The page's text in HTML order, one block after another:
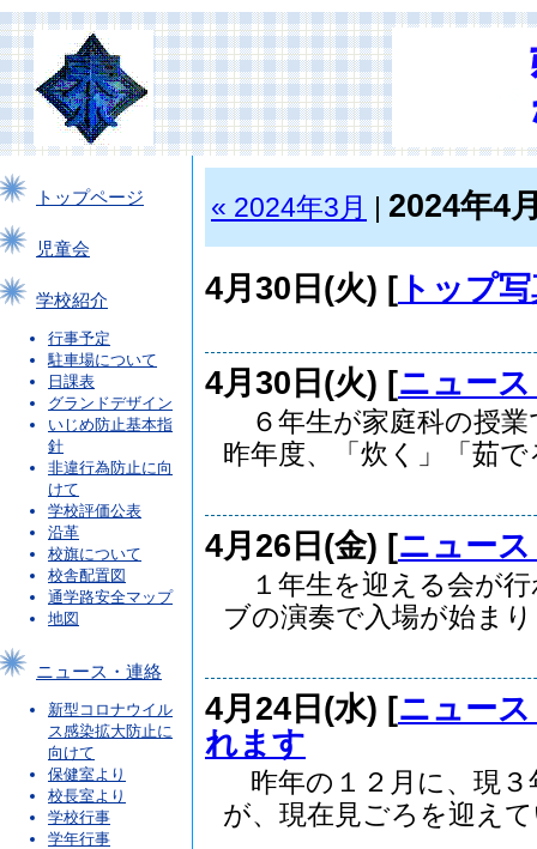
トップページ
児童会
学校紹介
行事予定
駐車場について
日課表
グランドデザイン
いじめ防止基本指
針
非違行為防止に向
けて
学校評価公表
沿革
校旗について
校舎配置図
通学路安全マップ
地図
ニュース・連絡
新型コロナウイル
ス感染拡大防止に
向けて
保健室より
校長室より
学校行事
学年行事
« 2024年3月 2024年4
4月30日(火) [ トップ
4月30日(火) [ニュー
６年生が家庭科の授
昨年度、「炊く」「茹で
4月26日(金) [ニュー
１年生を迎える会が
ブの演奏で入場が始ま
4月24日(水) [ニュー
れます
昨年の１２月に、現３
が、現在見ごろを迎え